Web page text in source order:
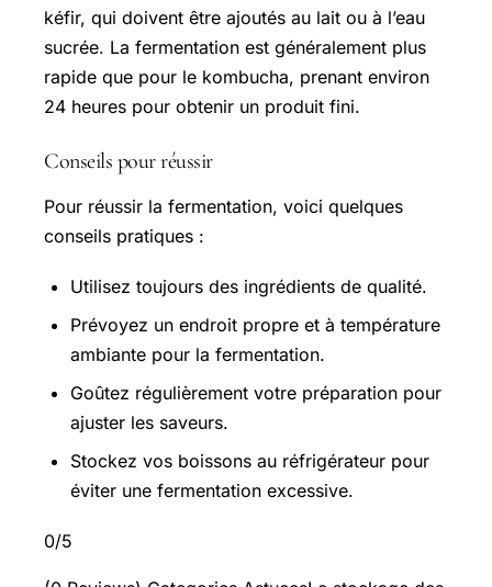
kéfir, qui doivent être ajoutés au lait ou à l’eau
sucrée. La fermentation est généralement plus
rapide que pour le kombucha, prenant environ
24 heures pour obtenir un produit fini.
Conseils pour réussir
Pour réussir la fermentation, voici quelques
conseils pratiques :
Utilisez toujours des ingrédients de qualité.
Prévoyez un endroit propre et à température
ambiante pour la fermentation.
Goûtez régulièrement votre préparation pour
ajuster les saveurs.
Stockez vos boissons au réfrigérateur pour
éviter une fermentation excessive.
0/5